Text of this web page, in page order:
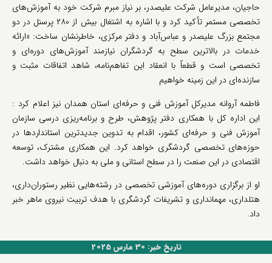
حاجیان، مدیرعامل شرکت علیصدر، بر نیاز مبرم شرکت خود به آموزش‌های
تخصصی مستمر تأکید کرد و با اشاره به اشتغال بیش از ۲۸۰ پرسنل در دو
مجتمع بزرگ علیصدر و عباس‌آباد و دفتر مرکزی، خاطرنشان ساخت: «ارائه
خدمات در بالاترین سطح به گردشگران نیازمند آموزش‌های دوره‌ای و
تخصصی است و قطعاً با انعقاد این تفاهم‌نامه، شاهد اتفاقات مثبت و
سازنده‌ای در این زمینه خواهیم
فاطمه آروانه مدیرکل آموزش فنی و حرفه‌ای استان همدان نیز اعلام کرد :
این اداره کل با همکاری دفتر پژوهش، طرح و برنامه‌ریزی درسی سازمان
آموزش فنی و حرفه‌ای کشور، اقدام به تدوین جدیدترین استانداردها در
حوزه‌های تخصصی گردشگری خواهد کرد. این همکاری مشترک، توسعه
اقتصادی در این صنعت را در سطح استانی و ملی به دنبال خواهد داشت.
او از برگزاری دوره‌های آموزشی تخصصی در رشته‌هایی نظیر رستوران‌داری،
هتلداری، مهمانداری و تشریفات گردشگری با هدف تربیت نیروی ماهر خبر
داد.
تاریخ خبر: 30 مارس 2025